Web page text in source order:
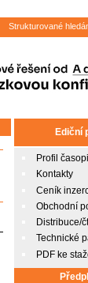
Strukturované
Ediční
Profil
Kontakty
Ceník
Obchodní
Distribuce/
Technické
PDF ke